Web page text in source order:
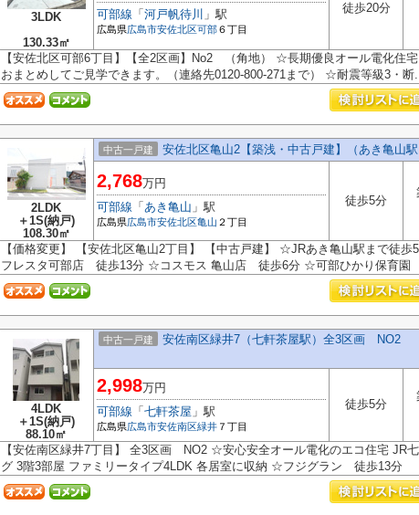
3LDK
130.33㎡
可部線 「 河戸帆待川 」駅
広島県広島市安佐北区可部６丁目
徒歩20分
【安佐北区可部6丁目】【全2区画】No2 （角地） ☆長期優良オール電化
おまとめしてご見学できます。（連絡先0120-800-271まで） ☆耐震等級3・断
2LDK
＋1S(納戸)
108.30㎡
中古一戸建 安佐北区亀山2【築浅・中古戸建】（あき亀山駅
2,768万円
可部線 「 あき亀山 」駅
広島県広島市安佐北区亀山 ２丁目
徒歩5分
【価格変更】 【安佐北区亀山2丁目】 【中古戸建】 ☆JRあき亀山駅まで
フレスタ可部店 徒歩13分 ☆コスモス 亀山店 徒歩6分 ☆可部ひかり保育
4LDK
＋1S(納戸)
88.10㎡
中古一戸建 安佐南区緑井7（七軒茶屋駅）全3区画 NO2
2,998万円
可部線 「 七軒茶屋 」駅
広島県広島市安佐南区緑井 ７丁目
徒歩5分
【安佐南区緑井7丁目】 全3区画 NO2 ☆安心安全オール電化のエコ住宅 JR
グ 3階3部屋 ファミリータイプ4LDK 各居室に収納 ☆フジグラン 徒歩13